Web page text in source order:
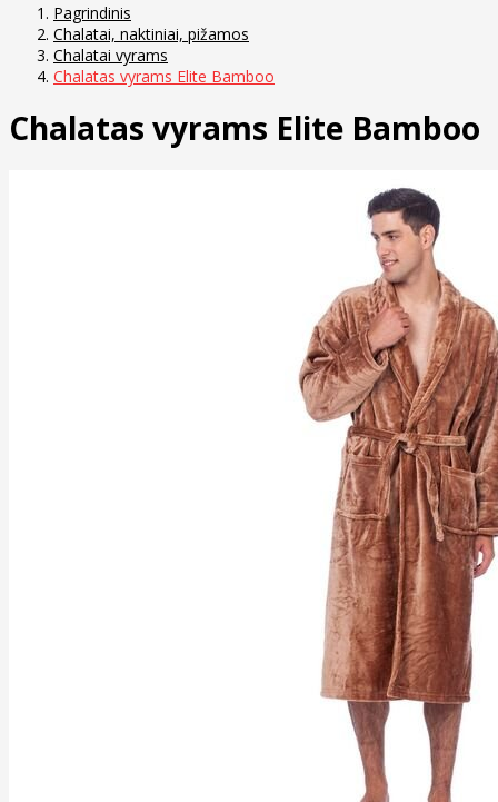
Pagrindinis
Chalatai, naktiniai, pižamos
Chalatai vyrams
Chalatas vyrams Elite Bamboo
Chalatas vyrams Elite Bamboo